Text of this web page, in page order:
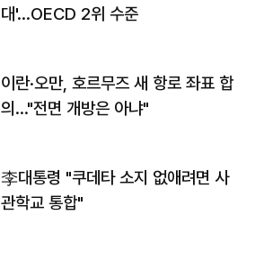
대'…OECD 2위 수준
이란·오만, 호르무즈 새 항로 좌표 합
의…"전면 개방은 아냐"
李대통령 "쿠데타 소지 없애려면 사
관학교 통합"